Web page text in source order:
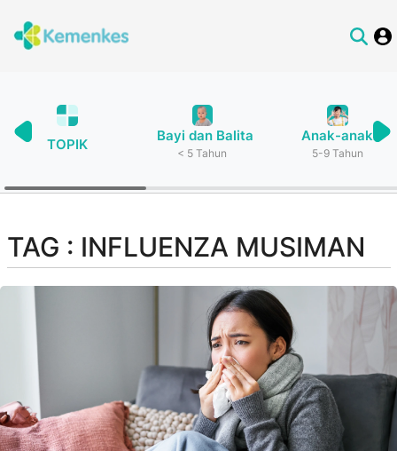
TOPIK
Bayi dan Balita
< 5 Tahun
Anak-anak
5-9 Tahun
TAG : INFLUENZA MUSIMAN